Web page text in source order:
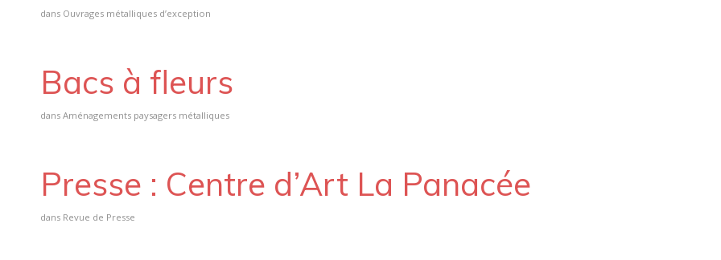
dans Ouvrages métalliques d’exception
Bacs à fleurs
dans Aménagements paysagers métalliques
Presse : Centre d’Art La Panacée
dans Revue de Presse